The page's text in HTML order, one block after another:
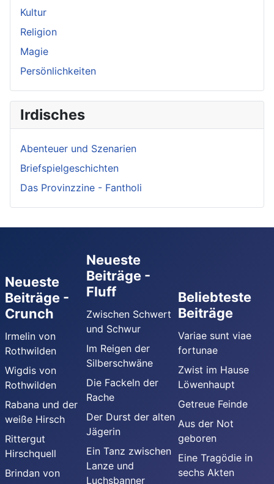
Kultur
Religion
Magie
Persönlichkeiten
Irdisches
Abenteuer und Szenarien
Briefspielgeschichten
Das Provinzzine - Fantholi
Neueste
Beiträge -
Crunch
Irmelin von
Rothwilden
Wigdis von
Rothwilden
Rabana und der
weiße Hirsch
Rittergut
Hirschquell
Brindan von
Neueste
Beiträge -
Fluff
Zwischen Schwert
und Schwur
Im Reigen der
Silberschwäne
Die Fackeln der
Rache
Der Durst der alten
Jägerin
Ein Tanz zwischen
Lanze und
Luchsbanner
Beliebteste
Beiträge
Variae sunt viae
fortunae
Zwist im Hause
Löwenhaupt
Getreue Feinde
Aus der Not
geboren
Eine Tragödie in
sechs Akten